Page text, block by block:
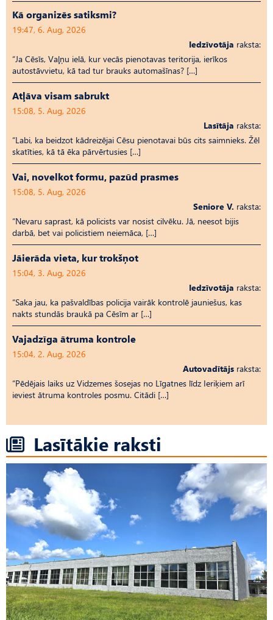
Kā organizēs satiksmi?
19:47, 6. Aug, 2026
Iedzīvotāja raksta:
“Ja Cēsīs, Vaļņu ielā, kur vecās pienotavas teritorija, ierīkos
autostāvvietu, kā tad tur brauks automašīnas? […]
Atļāva visam sabrukt
15:08, 5. Aug, 2026
Lasītāja raksta:
“Labi, ka beidzot kādreizējai Cēsu pienotavai būs cits saimnieks. Žēl
skatīties, kā tā ēka pārvērtusies […]
Vai, novelkot formu, pazūd prasmes
15:08, 5. Aug, 2026
Seniore V. raksta:
“Nevaru saprast, kā policists var nosist cilvēku. Jā, neesot bijis
darbā, bet vai policistiem neiemāca, […]
Jāierāda vieta, kur trokšņot
15:04, 3. Aug, 2026
Iedzīvotāja raksta:
“Saka jau, ka pašvaldības policija vairāk kontrolē jauniešus, kas
nakts stundās braukā pa Cēsīm ar […]
Vajadzīga ātruma kontrole
15:04, 2. Aug, 2026
Autovadītājs raksta:
“Pēdējais laiks uz Vid­ze­mes šosejas no Līgatnes līdz Ieriķiem arī
ieviest ātruma kontroles posmu. Citādi […]
Lasītākie raksti